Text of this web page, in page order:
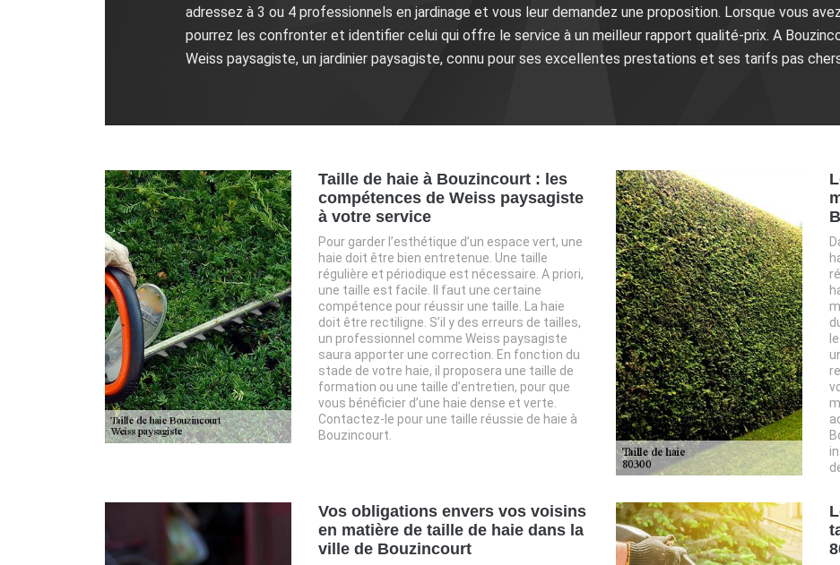
adressez à 3 ou 4 professionnels en jardinage et vous leur demandez une proposition. Lorsque vous
pourrez les confronter et identifier celui qui offre le service à un meilleur rapport qualité-prix. A
Weiss paysagiste, un jardinier paysagiste, connu pour ses excellentes prestations et ses tarifs pas
Taille de haie à Bouzincourt : les
compétences de Weiss paysagiste
à votre service
Pour garder l’esthétique d’un espace vert, une
haie doit être bien entretenue. Une taille
régulière et périodique est nécessaire. A priori,
une taille est facile. Il faut une certaine
compétence pour réussir une taille. La haie
doit être rectiligne. S’il y des erreurs de tailles,
un professionnel comme Weiss paysagiste
saura apporter une correction. En fonction du
stade de votre haie, il proposera une taille de
formation ou une taille d’entretien, pour que
vous bénéficier d’une haie dense et verte.
Contactez-le pour une taille réussie de haie à
Bouzincourt.
Vos obligations envers vos voisins
en matière de taille de haie dans la
ville de Bouzincourt